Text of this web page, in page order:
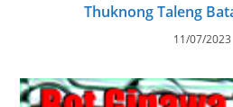
Thuknong Taleng
11/07/2023